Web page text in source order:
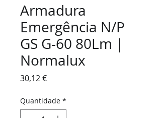
Armadura
Emergência N/P
GS G-60 80Lm |
Normalux
30,12 €Preço
Quantidade *